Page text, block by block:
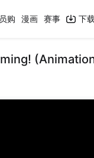
购 漫画 赛事 下